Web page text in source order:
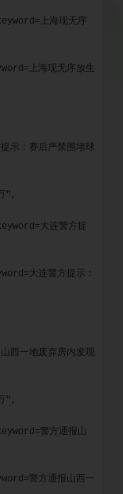
上海现无序
上海现无序放生
",
大连警方提
大连警方提示：
",
警方通报山
警方通报山西一